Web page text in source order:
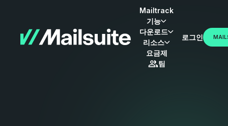
Mailtrack
기능
다운로드
리소스
요금제
팀
로그인